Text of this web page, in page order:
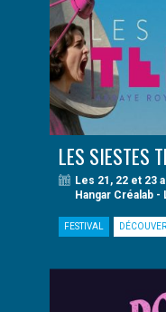
LES SIESTES
Les 21, 22 et 23
Hangar Créalab -
FESTIVAL